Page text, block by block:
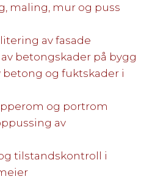
maling, mur og puss
av fasade
betongskader på bygg
betong og fuktskader i
og portrom
av
tilstandskontroll i